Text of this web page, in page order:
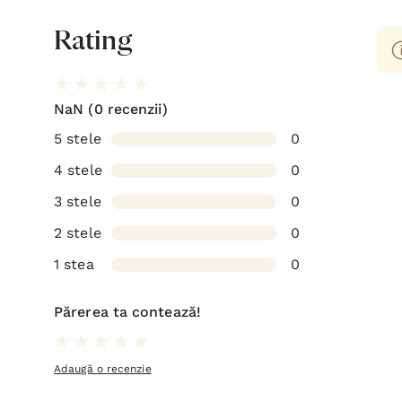
Rating
NaN (0 recenzii)
5 stele
0
4 stele
0
3 stele
0
2 stele
0
1 stea
0
Părerea ta contează!
Adaugă o recenzie